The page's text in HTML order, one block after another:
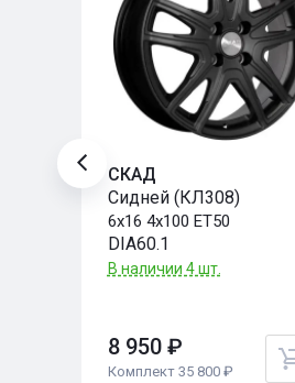
СКАД
Сидней (КЛ308)
6x16 4x100 ET50
DIA60.1
В наличии 4 шт.
8 950 ₽
Комплект 35 800 ₽